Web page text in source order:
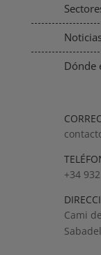
Dónde
+34
Cami